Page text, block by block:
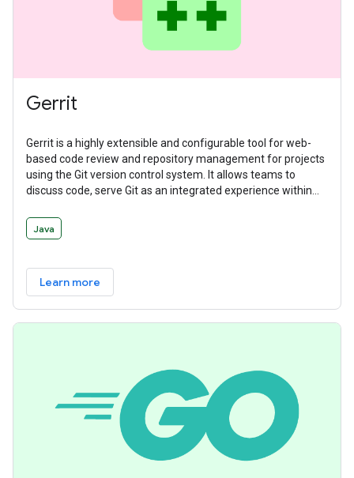
Gerrit
Gerrit is a highly extensible and configurable tool for web-
based code review and repository management for projects
using the Git version control system. It allows teams to
discuss code, serve Git as an integrated experience within
deeply integrated and delegatable access controls.
Java
Learn more